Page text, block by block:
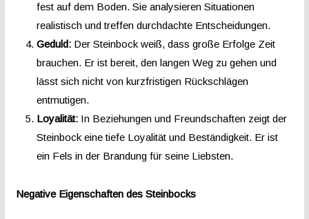
fest auf dem Boden. Sie analysieren Situationen
realistisch und treffen durchdachte Entscheidungen.
Geduld:Der Steinbock weiß, dass große Erfolge Zeit
brauchen. Er ist bereit, den langen Weg zu gehen und
lässt sich nicht von kurzfristigen Rückschlägen
entmutigen.
Loyalität:In Beziehungen und Freundschaften zeigt der
Steinbock eine tiefe Loyalität und Beständigkeit. Er ist
ein Fels in der Brandung für seine Liebsten.
Negative Eigenschaften des Steinbocks